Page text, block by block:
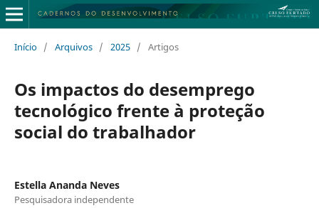
Início / Arquivos / 2025 / Artigos
Os impactos do desemprego
tecnológico frente à proteção
social do trabalhador
Estella Ananda Neves
Pesquisadora independente